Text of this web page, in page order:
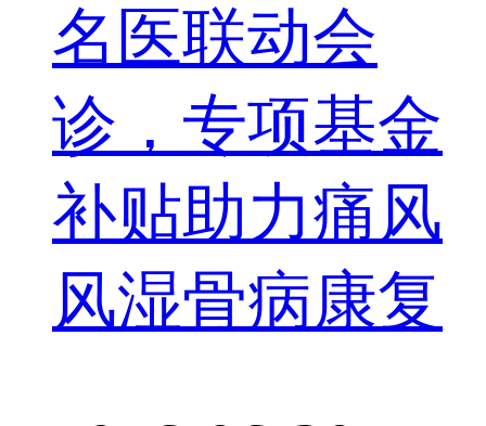
名医联动会
诊，专项基金
补贴助力痛风
风湿骨病康复